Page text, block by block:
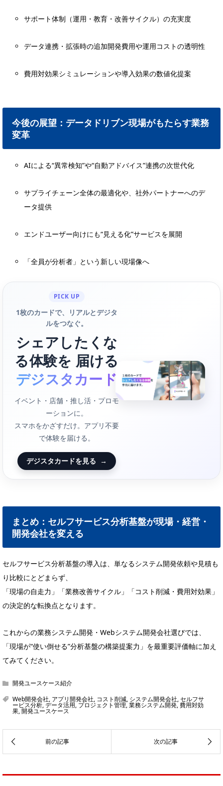
サポート体制（運用・教育・改善サイクル）の充実度
データ連携・拡張時の追加開発費用や運用コストの透明性
費用対効果シミュレーションや導入効果の数値化提案
今後の展望：データドリブン現場がもたらす業務
変革
AIによる“異常検知”や“自動アドバイス”連携の次世代化
サプライチェーン全体の最適化や、社外パートナーへのデ
ータ提供
エンドユーザー向けにも“見える化”サービスを展開
「全員が分析者」という新しい現場像へ
PICK UP
1枚のカードで、リアルとデジタ
ルをつなぐ。
シェアしたくな
る体験を 届ける
デジスタカード
イベント・店舗・推し活・プロモ
ーションに。
スマホをかざすだけ。アプリ不要
で体験を届ける。
デジスタカードを見る →
まとめ：セルフサービス分析基盤が現場・経営・
開発会社を変える
セルフサービス分析基盤の導入は、単なるシステム開発依頼や見積も
り比較にとどまらず、
「現場の自走力」「業務改善サイクル」「コスト削減・費用対効果」
の決定的な転換点となります。
これからの業務システム開発・Webシステム開発会社選びでは、
「現場が“使い倒せる”分析基盤の構築提案力」を最重要評価軸に加え
てみてください。
開発ユースケース紹介
Web開発会社, アプリ開発会社, コスト削減, システム開発会社,セルフサ
ービス分析,データ活用,プロジェクト管理,業務システム開発,費用対効
果,開発ユースケース